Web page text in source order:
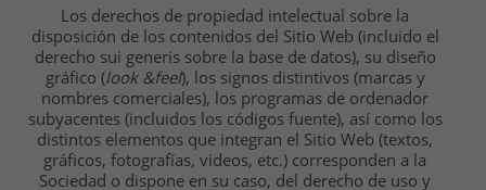
Los derechos de propiedad intelectual sobre la
disposición de los contenidos del Sitio Web (incluido el
derecho sui generis sobre la base de datos), su diseño
gráfico (look &feel), los signos distintivos (marcas y
nombres comerciales), los programas de ordenador
subyacentes (incluidos los códigos fuente), así como los
distintos elementos que integran el Sitio Web (textos,
gráficos, fotografías, videos, etc.) corresponden a la
Sociedad o dispone en su caso, del derecho de uso y